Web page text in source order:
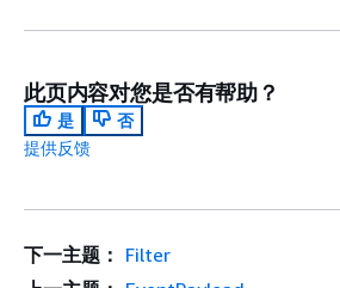
此页内容对您是否有帮助？
是
否
提供反馈
下一主题： Filter